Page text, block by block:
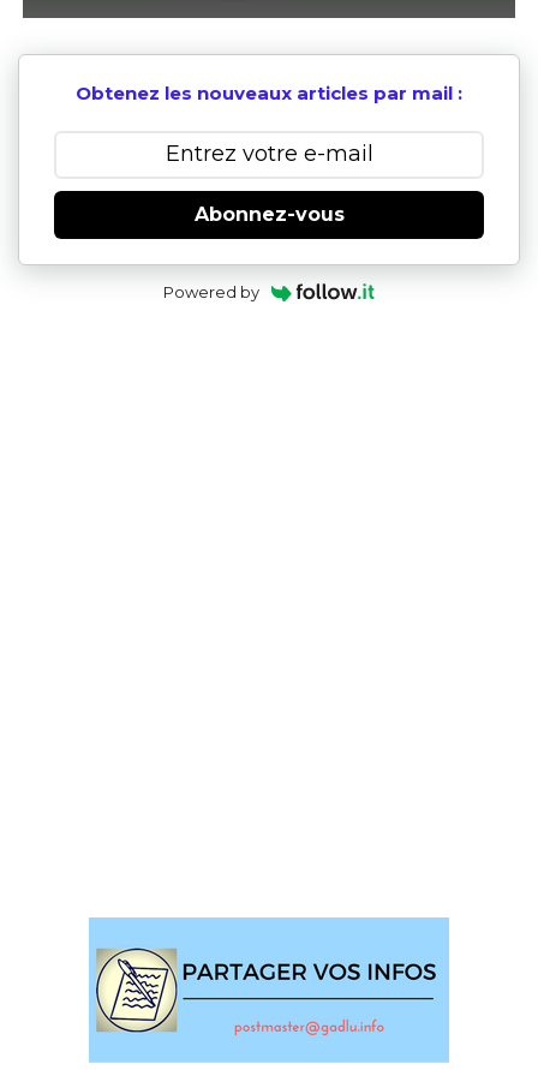
Obtenez les nouveaux articles par mail :
Abonnez-vous
Powered by